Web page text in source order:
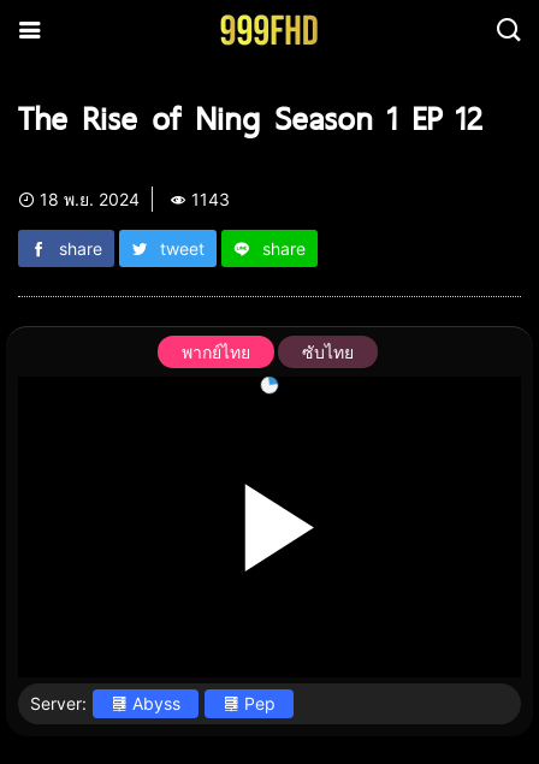
The Rise of Ning Season 1 EP 12
18 พ.ย. 2024 1143
share tweet share
พากย์ไทย ซับไทย
Server: Abyss Pep